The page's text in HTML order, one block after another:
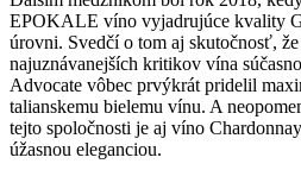
EPOKALE víno vyjadrujúce kvality
úrovni. Svedčí o tom aj skutočnosť,
najuznávanejších kritikov vína
Advocate vôbec prvýkrát pridelil
talianskemu bielemu vínu. A
tejto spoločnosti je aj víno
úžasnou eleganciou.